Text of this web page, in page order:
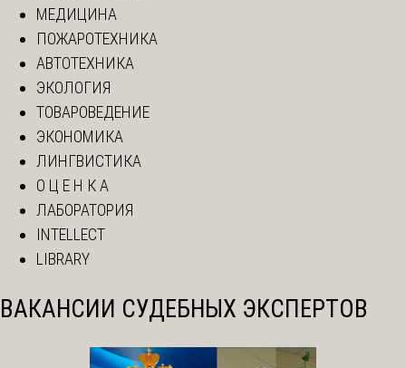
МЕДИЦИНА
ПОЖАРОТЕХНИКА
АВТОТЕХНИКА
ЭКОЛОГИЯ
ТОВАРОВЕДЕНИЕ
ЭКОНОМИКА
ЛИНГВИСТИКА
О Ц Е Н К А
ЛАБОРАТОРИЯ
INTELLECT
LIBRARY
ВАКАНСИИ СУДЕБНЫХ ЭКСПЕРТОВ